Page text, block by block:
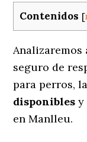
Contenidos [
seguro de
para perros,
disponibles y
en Manlleu.